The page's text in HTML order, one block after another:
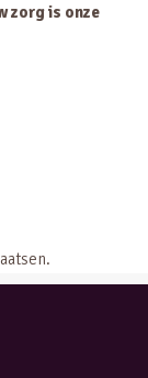
zorg is onze